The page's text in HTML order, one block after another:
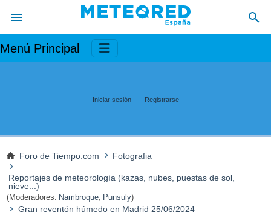
Menú Principal
Iniciar sesión Registrarse
Foro de Tiempo.com Fotografia
Reportajes de meteorología (kazas, nubes, puestas de sol,
nieve...)
(Moderadores: Nambroque, Punsuly)
Gran reventón húmedo en Madrid 25/06/2024